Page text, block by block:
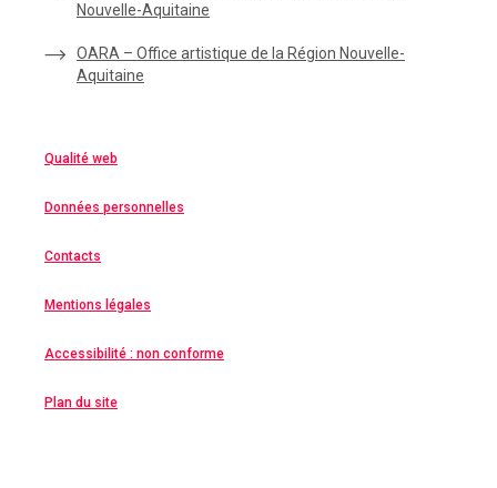
Nouvelle-Aquitaine
OARA – Office artistique de la Région Nouvelle-
Aquitaine
Qualité web
Données personnelles
Contacts
Mentions légales
Accessibilité : non conforme
Plan du site